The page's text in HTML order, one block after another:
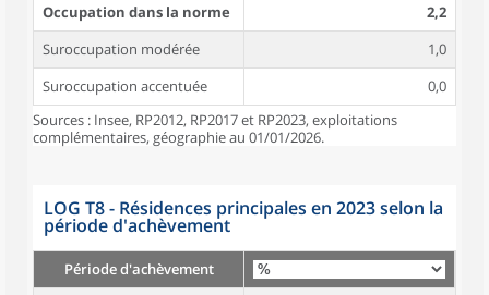
Occupation dans la norme
2,2
Suroccupation modérée
1,0
Suroccupation accentuée
0,0
Sources : Insee, RP2012, RP2017 et RP2023, exploitations
complémentaires, géographie au 01/01/2026.
LOG T8 - Résidences principales en 2023 selon la
période d'achèvement
Période d'achèvement